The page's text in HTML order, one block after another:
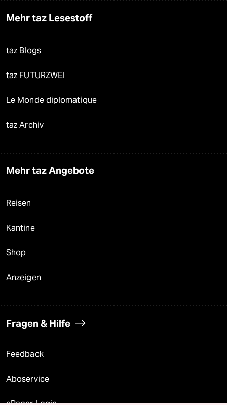
Mehr taz Lesestoff
taz Blogs
taz FUTURZWEI
Le Monde diplomatique
taz Archiv
Mehr taz Angebote
Reisen
Kantine
Shop
Anzeigen
Fragen & Hilfe
Feedback
Aboservice